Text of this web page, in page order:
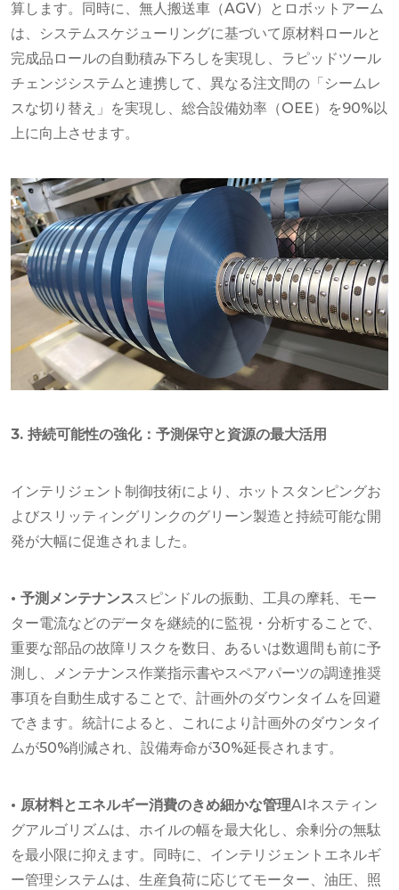
算します。同時に、無人搬送車（AGV）とロボットアーム
は、システムスケジューリングに基づいて原材料ロールと
完成品ロールの自動積み下ろしを実現し、ラピッドツール
チェンジシステムと連携して、異なる注文間の「シームレ
スな切り替え」を実現し、総合設備効率（OEE）を90%以
上に向上させます。
3. 持続可能性の強化：予測保守と資源の最大活用
インテリジェント制御技術により、ホットスタンピングお
よびスリッティングリンクのグリーン製造と持続可能な開
発が大幅に促進されました。
• 予測メンテナンススピンドルの振動、工具の摩耗、モー
ター電流などのデータを継続的に監視・分析することで、
重要な部品の故障リスクを数日、あるいは数週間も前に予
測し、メンテナンス作業指示書やスペアパーツの調達推奨
事項を自動生成することで、計画外のダウンタイムを回避
できます。統計によると、これにより計画外のダウンタイ
ムが50%削減され、設備寿命が30%延長されます。
• 原材料とエネルギー消費のきめ細かな管理AIネスティン
グアルゴリズムは、ホイルの幅を最大化し、余剰分の無駄
を最小限に抑えます。同時に、インテリジェントエネルギ
ー管理システムは、生産負荷に応じてモーター、油圧、照